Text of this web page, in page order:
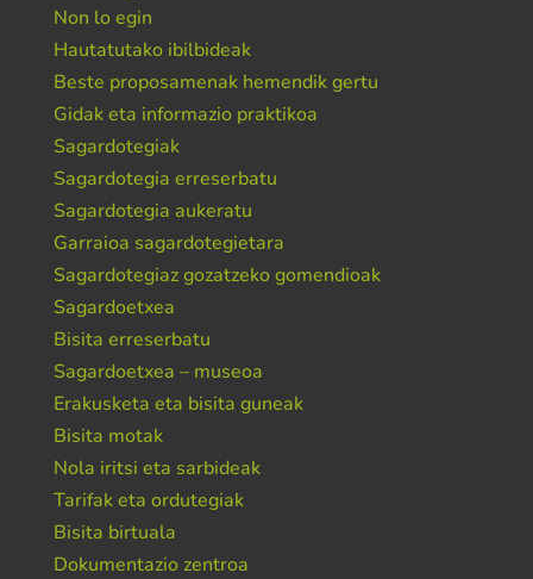
Non lo egin
Hautatutako ibilbideak
Beste proposamenak hemendik gertu
Gidak eta informazio praktikoa
Sagardotegiak
Sagardotegia erreserbatu
Sagardotegia aukeratu
Garraioa sagardotegietara
Sagardotegiaz gozatzeko gomendioak
Sagardoetxea
Bisita erreserbatu
Sagardoetxea – museoa
Erakusketa eta bisita guneak
Bisita motak
Nola iritsi eta sarbideak
Tarifak eta ordutegiak
Bisita birtuala
Dokumentazio zentroa